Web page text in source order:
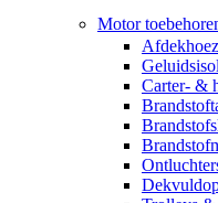
Motor
Carter- &